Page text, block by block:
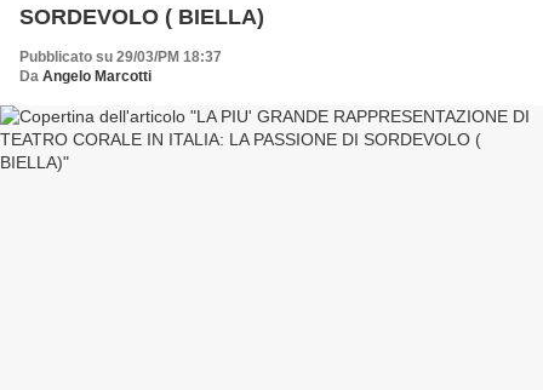
SORDEVOLO ( BIELLA)
Pubblicato su 29/03/PM 18:37
Da Angelo Marcotti